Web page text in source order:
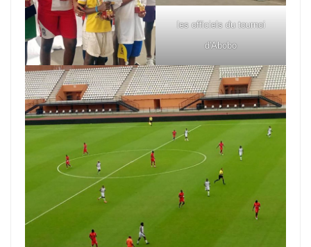
les officiels du tournoi
d'Abobo